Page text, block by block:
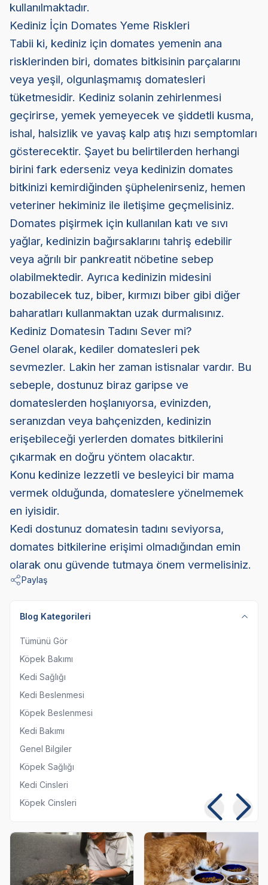
kullanılmaktadır.
Kediniz İçin Domates Yeme Riskleri
Tabii ki, kediniz için domates yemenin ana
risklerinden biri, domates bitkisinin parçalarını
veya yeşil, olgunlaşmamış domatesleri
tüketmesidir. Kediniz solanin zehirlenmesi
geçirirse, yemek yemeyecek ve şiddetli kusma,
ishal, halsizlik ve yavaş kalp atış hızı semptomları
gösterecektir. Şayet bu belirtilerden herhangi
birini fark ederseniz veya kedinizin domates
bitkinizi kemirdiğinden şüphelenirseniz, hemen
veteriner hekiminiz ile iletişime geçmelisiniz.
Domates pişirmek için kullanılan katı ve sıvı
yağlar, kedinizin bağırsaklarını tahriş edebilir
veya ağrılı bir pankreatit nöbetine sebep
olabilmektedir. Ayrıca kedinizin midesini
bozabilecek tuz, biber, kırmızı biber gibi diğer
baharatları kullanmaktan uzak durmalısınız.
Kediniz Domatesin Tadını Sever mi?
Genel olarak, kediler domatesleri pek
sevmezler. Lakin her zaman istisnalar vardır. Bu
sebeple, dostunuz biraz garipse ve
domateslerden hoşlanıyorsa, evinizden,
seranızdan veya bahçenizden, kedinizin
erişebileceği yerlerden domates bitkilerini
çıkarmak en doğru yöntem olacaktır.
Konu kedinize lezzetli ve besleyici bir mama
vermek olduğunda, domateslere yönelmemek
en iyisidir.
Kedi dostunuz domatesin tadını seviyorsa,
domates bitkilerine erişimi olmadığından emin
olarak onu güvende tutmaya önem vermelisiniz.
Paylaş
Blog Kategorileri
Tümünü Gör
Köpek Bakımı
Kedi Sağlığı
Kedi Beslenmesi
Köpek Beslenmesi
Kedi Bakımı
Genel Bilgiler
Köpek Sağlığı
Kedi Cinsleri
Köpek Cinsleri